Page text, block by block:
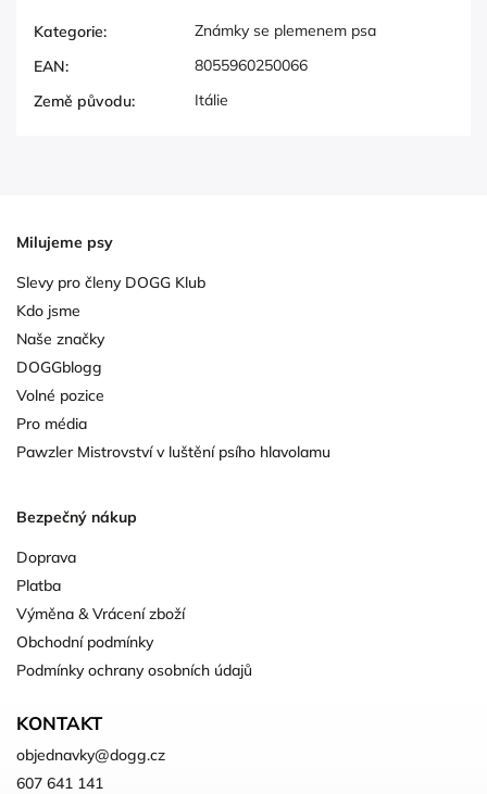
Kategorie:
Známky se plemenem psa
EAN:
8055960250066
Země původu: Itálie
Milujeme psy
Slevy pro členy DOGG Klub
Kdo jsme
Naše značky
DOGGblogg
Volné pozice
Pro média
Pawzler Mistrovství v luštění psího hlavolamu
Bezpečný nákup
Doprava
Platba
Výměna & Vrácení zboží
Obchodní podmínky
Podmínky ochrany osobních údajů
KONTAKT
objednavky@dogg.cz
607 641 141